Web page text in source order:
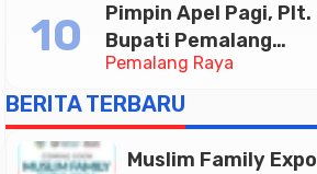
Masjid Istiqlal
Pemalang Raya
Pimpin Apel Pagi, Plt.
Bupati Pemalang
Tekankan Disiplin dan
Soliditas ASN untuk
Pelayanan Publik
BERITA TERBARU
Muslim Family Expo